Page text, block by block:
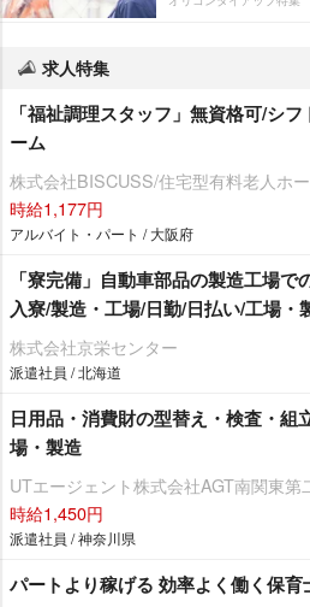
求人特集
「福祉調理スタッフ」無資格可/シ
ーム
株式会社BISCUSS/住宅型有料老人ホ
時給1,177円
アルバイト・パート / 大阪府
「寮完備」自動車部品の製造工場
入寮/製造・工場/日勤/日払い/工場・
株式会社京栄センター
派遣社員 / 北海道
日用品・消費財の型替え・検査・組
場・製造
UTエージェント株式会社AGT南関東第
時給1,450円
派遣社員 / 神奈川県
パートより稼げる 効率よく働く保育